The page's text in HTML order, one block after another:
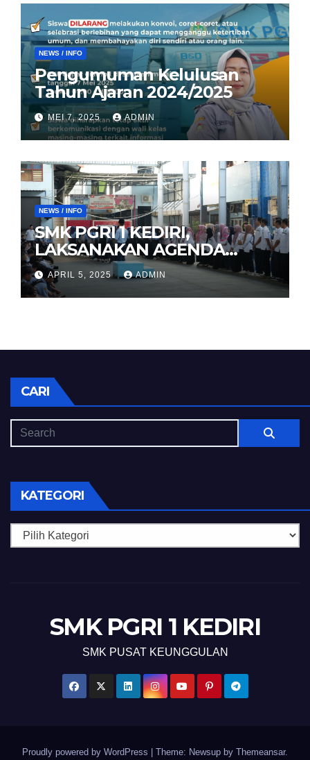
NEWS / INFO
Pengumuman Kelulusan
Tahun Ajaran 2024/2025
MEI 7, 2025 ADMIN
NEWS / INFO
SMK PGRI 1 KEDIRI,
LAKSANAKAN AGENDA
HALAL BIHALAL
APRIL 5, 2025 ADMIN
CARI
KATEGORI
Kategori
SMK PGRI 1 KEDIRI
SMK PUSAT KEUNGGULAN
Proudly powered by WordPress Theme: Newsup by Themeansar.